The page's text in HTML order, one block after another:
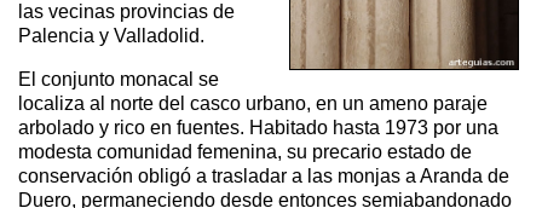
las vecinas provincias de
Palencia y Valladolid.
El conjunto monacal se
localiza al norte del casco urbano, en un ameno paraje
arbolado y rico en fuentes. Habitado hasta 1973 por una
modesta comunidad femenina, su precario estado de
conservación obligó a trasladar a las monjas a Aranda de
Duero, permaneciendo desde entonces semiabandonado